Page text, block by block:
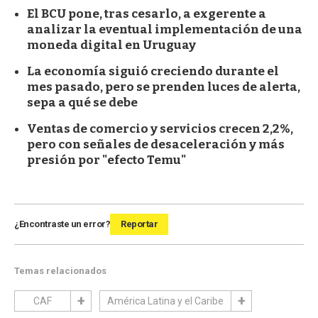
El BCU pone, tras cesarlo, a exgerente a
analizar la eventual implementación de una
moneda digital en Uruguay
La economía siguió creciendo durante el
mes pasado, pero se prenden luces de alerta,
sepa a qué se debe
Ventas de comercio y servicios crecen 2,2%,
pero con señales de desaceleración y más
presión por "efecto Temu"
¿Encontraste un error? Reportar
Temas relacionados
CAF América Latina y el Caribe